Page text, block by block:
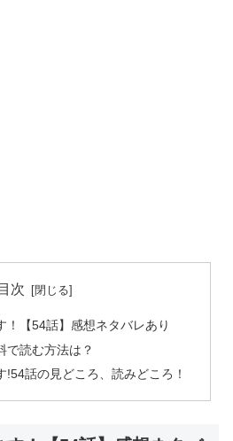
目次
！【54話】感想ネタバレあり
で読む方法は？
!54話の見どころ、読みどころ！